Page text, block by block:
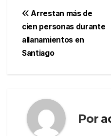
Navegación
de
entradas
Arrestan más de
cien personas durante
allanamientos en
Santiago
Por